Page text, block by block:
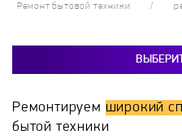
Ремонт бытовой техники
Ремонтируем широкий
бытой техники